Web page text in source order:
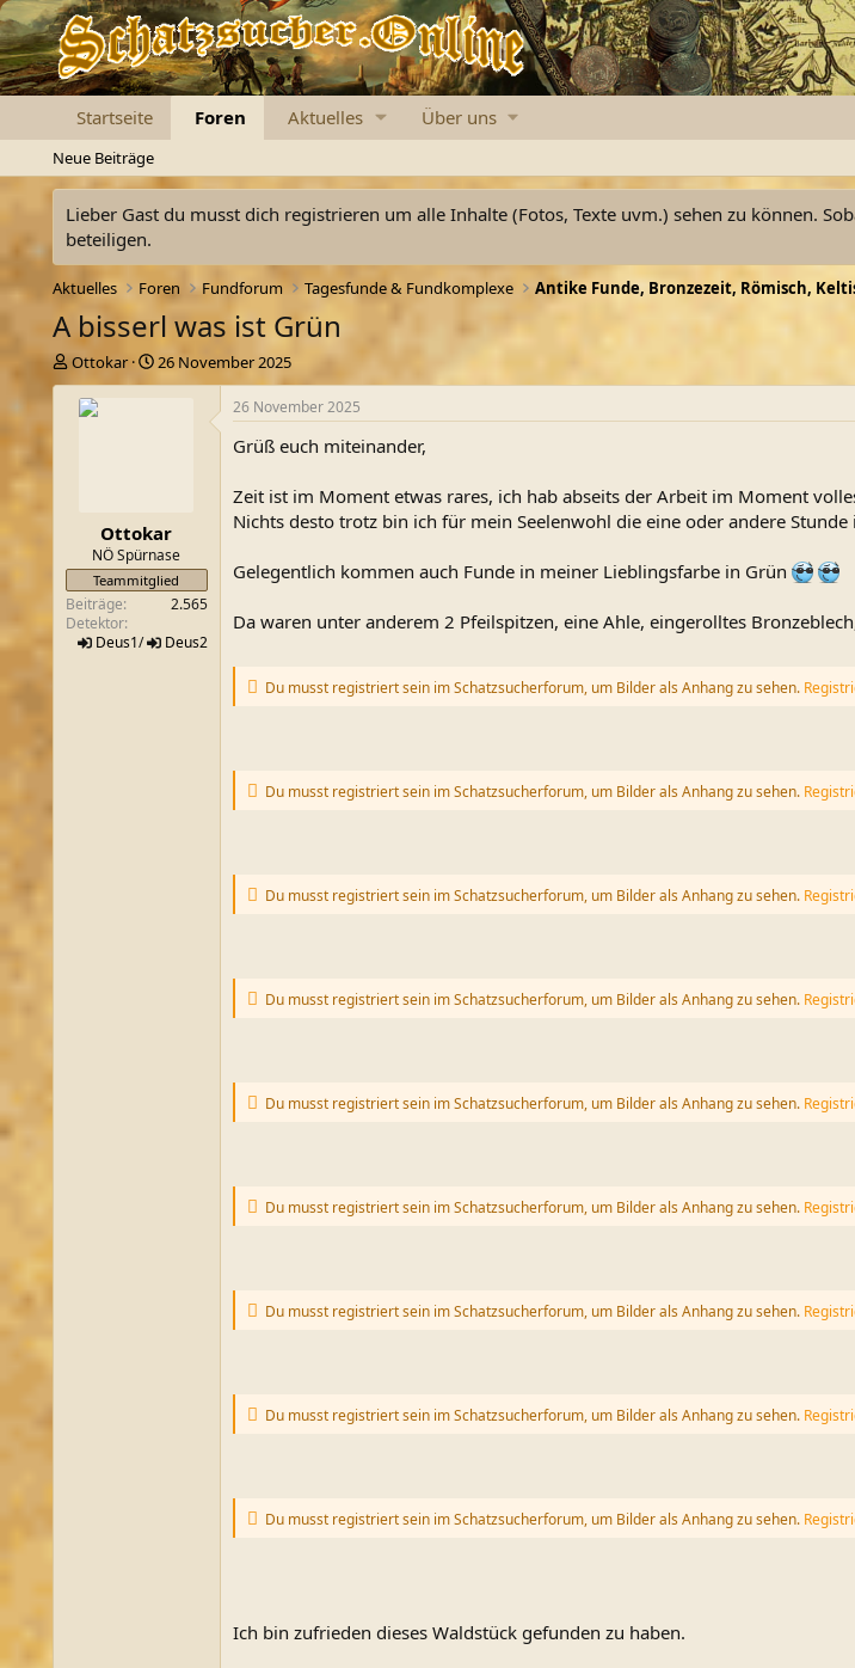
Startseite Foren Aktuelles Über uns
Neue Beiträge
Lieber Gast du musst dich registrieren um alle Inhalte (Fotos, Texte uvm.) sehen zu können.
beteiligen.
Aktuelles Foren Fundforum Tagesfunde & Fundkomplexe Antike Funde, Bronzezeit, Römisch,
A bisserl was ist Grün
E
r
Ottokar
E
r
a
m
26 November 2025
Ottokar
NÖ Spürnase
Teammitglied
Beiträge
2.565
Detektor
Deus1/ Deus2
26 November 2025
Grüß euch miteinander,
Zeit ist im Moment etwas rares, ich hab abseits der Arbeit im Moment
Nichts desto trotz bin ich für mein Seelenwohl die eine oder andere
Gelegentlich kommen auch Funde in meiner Lieblingsfarbe in Grün
Da waren unter anderem 2 Pfeilspitzen, eine Ahle, eingerolltes
Du musst registriert sein im Schatzsucherforum, um Bilder als Anhang zu sehen.
Du musst registriert sein im Schatzsucherforum, um Bilder als Anhang zu sehen.
Du musst registriert sein im Schatzsucherforum, um Bilder als Anhang zu sehen.
Du musst registriert sein im Schatzsucherforum, um Bilder als Anhang zu sehen.
Du musst registriert sein im Schatzsucherforum, um Bilder als Anhang zu sehen.
Du musst registriert sein im Schatzsucherforum, um Bilder als Anhang zu sehen.
Du musst registriert sein im Schatzsucherforum, um Bilder als Anhang zu sehen.
Du musst registriert sein im Schatzsucherforum, um Bilder als Anhang zu sehen.
Du musst registriert sein im Schatzsucherforum, um Bilder als Anhang zu sehen.
Ich bin zufrieden dieses Waldstück gefunden zu haben.